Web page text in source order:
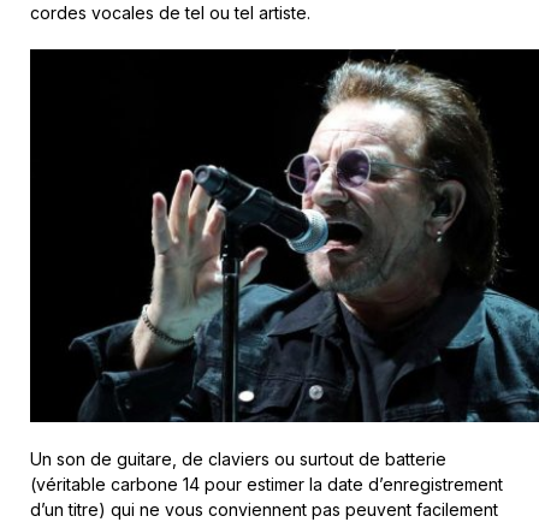
cordes vocales de tel ou tel artiste.
Un son de guitare, de claviers ou surtout de batterie
(véritable carbone 14 pour estimer la date d’enregistrement
d’un titre) qui ne vous conviennent pas peuvent facilement